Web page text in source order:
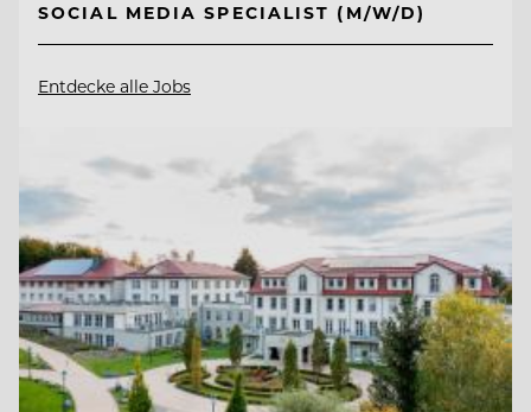
SOCIAL MEDIA SPECIALIST (M/W/D)
Entdecke alle Jobs